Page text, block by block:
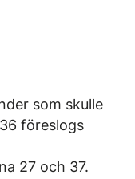
som skulle
föreslogs
27 och 37.